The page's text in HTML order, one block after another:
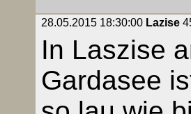
28.05.2015 18:30:00 Lazise
In Laszise
Gardasee